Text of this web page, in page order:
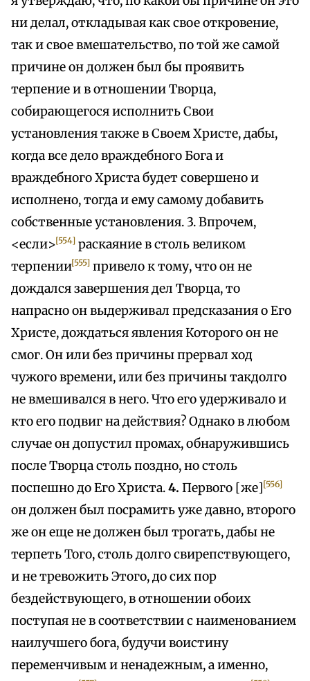
ни делал, откладывая как свое откровение,
так и свое вмешательство, по той же самой
причине он должен был бы проявить
терпение и в отношении Творца,
собирающегося исполнить Свои
установления также в Своем Христе, дабы,
когда все дело враждебного Бога и
враждебного Христа будет совершено и
исполнено, тогда и ему самому добавить
собственные установления. 3. Впрочем,
<если>[554] раскаяние в столь великом
терпении[555] привело к тому, что он не
дождался завершения дел Творца, то
напрасно он выдерживал предсказания о Его
Христе, дождаться явления Которого он не
смог. Он или без причины прервал ход
чужого времени, или без причины такдолго
не вмешивался в него. Что его удерживало и
кто его подвиг на действия? Однако в любом
случае он допустил промах, обнаружившись
после Творца столь поздно, но столь
поспешно до Его Христа.4. Первого [же][556]
он должен был посрамить уже давно, второго
же он еще не должен был трогать, дабы не
терпеть Того, столь долго свирепствующего,
и не тревожить Этого, до сих пор
бездействующего, в отношении обоих
поступая не в соответствии с наименованием
наилучшего бога, будучи воистину
переменчивым и ненадежным, а именно,